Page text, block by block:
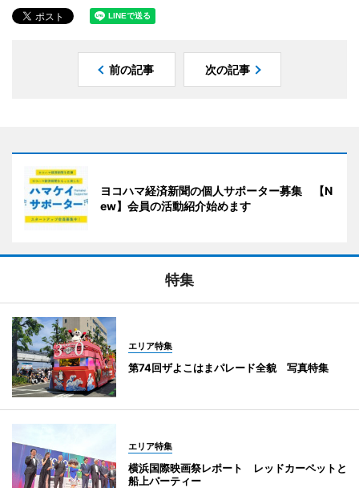
前の記事 次の記事
ヨコハマ経済新聞の個人サポーター募集 【N
ew】会員の活動紹介始めます
特集
エリア特集
第74回ザよこはまパレード全貌 写真特集
エリア特集
横浜国際映画祭レポート レッドカーペットと
船上パーティー